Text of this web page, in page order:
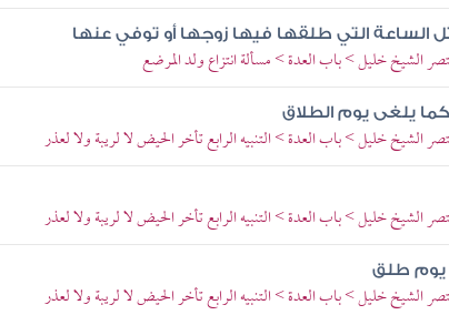
الساعة التي طلقها فيها زوجها أو توفي عنها
الشيخ خليل > باب العدة > مسألة انتزاع ولد المرضع
يلغى يوم الطلاق
الشيخ خليل > باب العدة > التنبيه الرابع تأخر الحيض لا لريبة ولا لعذر
الشيخ خليل > باب العدة > التنبيه الرابع تأخر الحيض لا لريبة ولا لعذر
يوم طلق
الشيخ خليل > باب العدة > التنبيه الرابع تأخر الحيض لا لريبة ولا لعذر